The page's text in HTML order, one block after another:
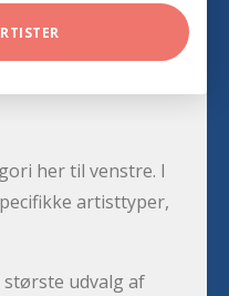
her til venstre. I
artisttyper,
største udvalg af